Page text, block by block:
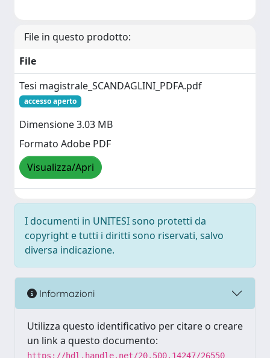
File in questo prodotto:
File
Tesi magistrale_SCANDAGLINI_PDFA.pdf
accesso aperto
Dimensione 3.03 MB
Formato Adobe PDF
Visualizza/Apri
I documenti in UNITESI sono protetti da
copyright e tutti i diritti sono riservati, salvo
diversa indicazione.
Informazioni
Utilizza questo identificativo per citare o creare
un link a questo documento:
https://hdl.handle.net/20.500.14247/26550